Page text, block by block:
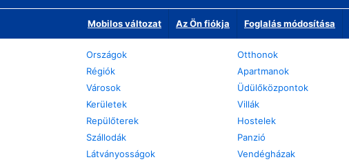
Mobilos változat Az Ön fiókja Foglalás módosítása
Országok
Régiók
Városok
Kerületek
Repülőterek
Szállodák
Látványosságok
Otthonok
Apartmanok
Üdülőközpontok
Villák
Hostelek
Panzió
Vendégházak